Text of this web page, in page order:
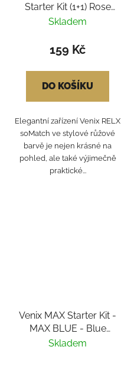
Starter Kit (1+1) Rose
Pink - Strawberry Kiwi
Skladem
159 Kč
DO KOŠÍKU
Elegantní zařízení Venix RELX
soMatch ve stylové růžové
barvě je nejen krásné na
pohled, ale také výjimečně
praktické...
Venix MAX Starter Kit -
MAX BLUE - Blue
Raspberry-X 20mg
Skladem